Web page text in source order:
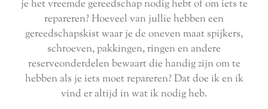
je het vreemde gereedschap nodig hebt of om iets te
repareren? Hoeveel van jullie hebben een
gereedschapskist waar je de oneven maat spijkers,
schroeven, pakkingen, ringen en andere
reserveonderdelen bewaart die handig zijn om te
hebben als je iets moet repareren? Dat doe ik en ik
vind er altijd in wat ik nodig heb.